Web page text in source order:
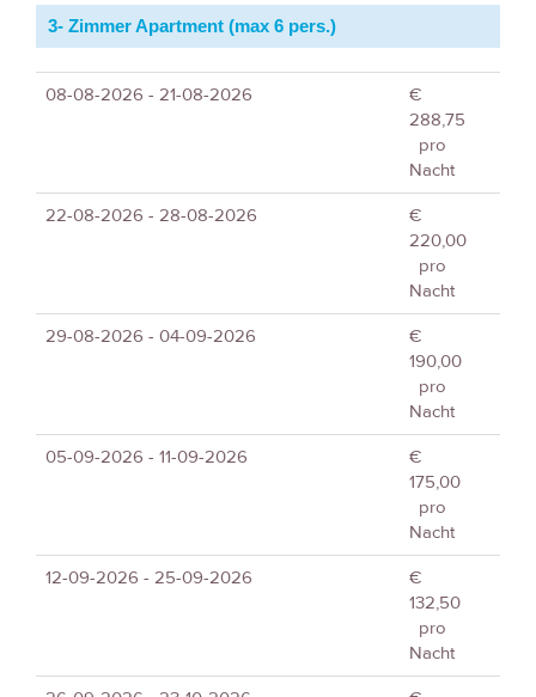
3- Zimmer Apartment (max 6 pers.)
08-08-2026 - 21-08-2026
€
288,75
pro
Nacht
22-08-2026 - 28-08-2026
€
220,00
pro
Nacht
29-08-2026 - 04-09-2026
€
190,00
pro
Nacht
05-09-2026 - 11-09-2026
€
175,00
pro
Nacht
12-09-2026 - 25-09-2026
€
132,50
pro
Nacht